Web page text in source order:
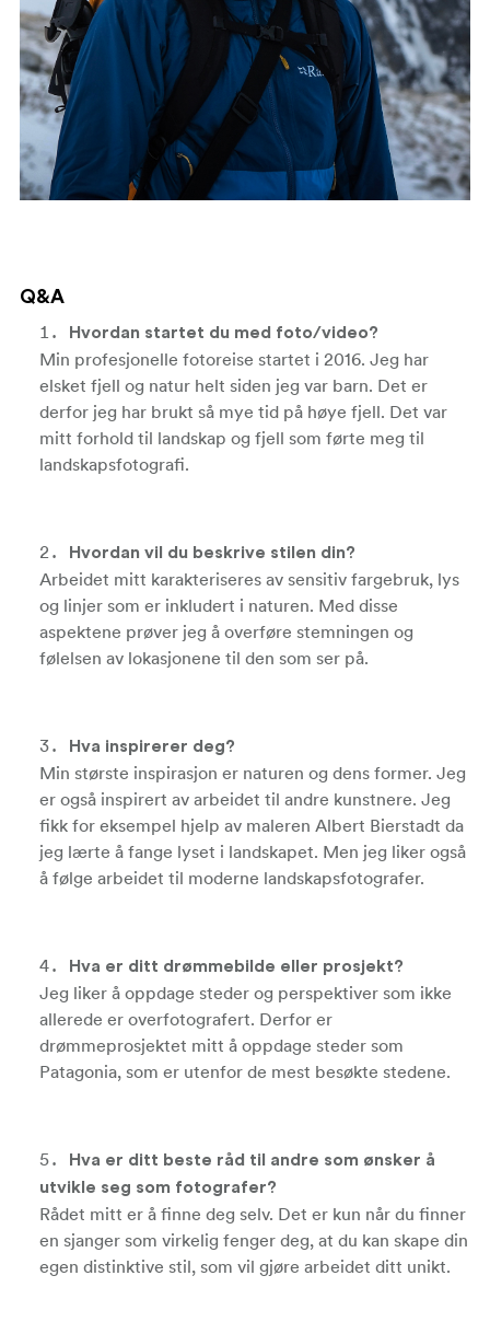
Q&A
Hvordan startet du med foto/video?
Min profesjonelle fotoreise startet i 2016. Jeg har
elsket fjell og natur helt siden jeg var barn. Det er
derfor jeg har brukt så mye tid på høye fjell. Det var
mitt forhold til landskap og fjell som førte meg til
landskapsfotografi.
Hvordan vil du beskrive stilen din?
Arbeidet mitt karakteriseres av sensitiv fargebruk, lys
og linjer som er inkludert i naturen. Med disse
aspektene prøver jeg å overføre stemningen og
følelsen av lokasjonene til den som ser på.
Hva inspirerer deg?
Min største inspirasjon er naturen og dens former. Jeg
er også inspirert av arbeidet til andre kunstnere. Jeg
fikk for eksempel hjelp av maleren Albert Bierstadt da
jeg lærte å fange lyset i landskapet. Men jeg liker også
å følge arbeidet til moderne landskapsfotografer.
Hva er ditt drømmebilde eller prosjekt?
Jeg liker å oppdage steder og perspektiver som ikke
allerede er overfotografert. Derfor er
drømmeprosjektet mitt å oppdage steder som
Patagonia, som er utenfor de mest besøkte stedene.
Hva er ditt beste råd til andre som ønsker å
utvikle seg som fotografer?
Rådet mitt er å finne deg selv. Det er kun når du finner
en sjanger som virkelig fenger deg, at du kan skape din
egen distinktive stil, som vil gjøre arbeidet ditt unikt.